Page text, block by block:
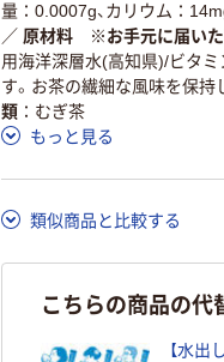
量：0.0007g、カリウム：
／ 原材料 ※お手元に届いた
用海洋深層水(高知県)/ビタ
す。お茶の繊細な風味を保持
類
むぎ茶
もっと見る
類似商品と比較する
こちらの商品の代
【水出